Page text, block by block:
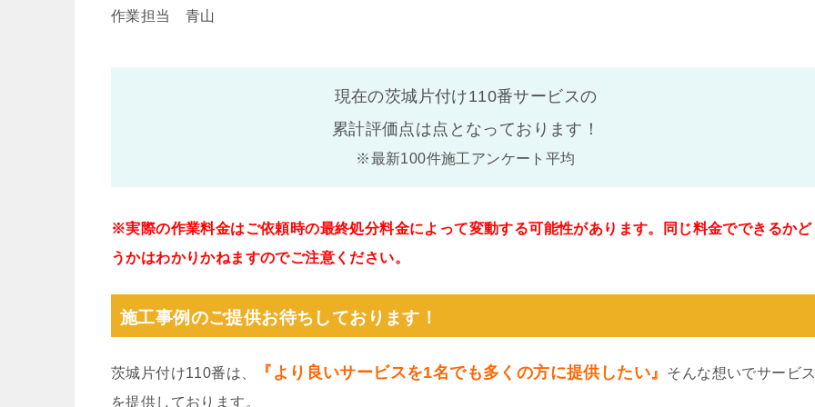
作業担当 青山
現在の茨城片付け110番サービスの
累計評価点は点となっております！
※最新100件施工アンケート平均
※実際の作業料金はご依頼時の最終処分料金によって変動する可能性があります。同じ料金でできるかど
うかはわかりかねますのでご注意ください。
施工事例のご提供お待ちしております！
茨城片付け110番は、 『より良いサービスを1名でも多くの方に提供したい』
そんな想いでサービ
を提供しております。